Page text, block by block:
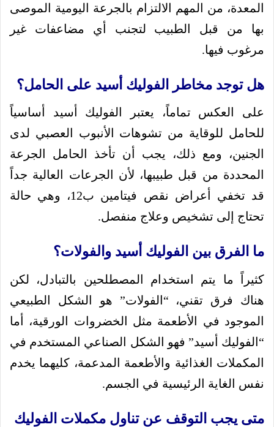
المعدة، من المهم الالتزام بالجرعة اليومية الموصى
بها من قبل الطبيب لتجنب أي مضاعفات غير
مرغوب فيها.
هل توجد مخاطر الفوليك أسيد على الحامل؟
على العكس تماماً، يعتبر الفوليك أسيد أساسياً
للحامل للوقاية من تشوهات الأنبوب العصبي لدى
الجنين، ومع ذلك، يجب أن تأخذ الحامل الجرعة
المحددة من قبل طبيبها، لأن الجرعات العالية جداً
قد تخفي أعراض نقص فيتامين ب12، وهي حالة
تحتاج إلى تشخيص وعلاج منفصل.
ما الفرق بين الفوليك أسيد والفولات؟
كثيراً ما يتم استخدام المصطلحين بالتبادل، لكن
هناك فرق تقني، “الفولات” هو الشكل الطبيعي
الموجود في الأطعمة مثل الخضروات الورقية، أما
“الفوليك أسيد” فهو الشكل الصناعي المستخدم في
المكملات الغذائية والأطعمة المدعمة، كليهما يخدم
نفس الغاية الرئيسية في الجسم.
متى يجب التوقف عن تناول مكملات الفوليك